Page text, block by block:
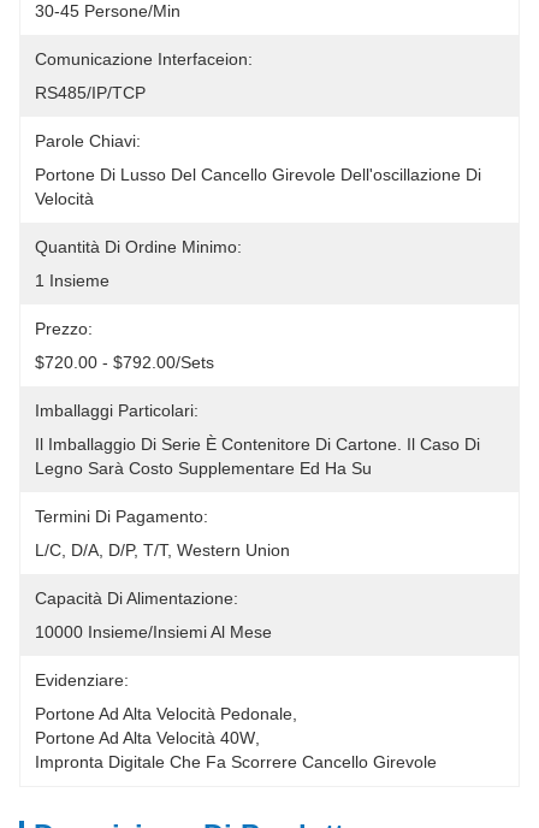
30-45 Persone/Min
Comunicazione Interfaceion:
RS485/IP/TCP
Parole Chiavi:
Portone Di Lusso Del Cancello Girevole Dell'oscillazione Di
Velocità
Quantità Di Ordine Minimo:
1 Insieme
Prezzo:
$720.00 - $792.00/sets
Imballaggi Particolari:
Il Imballaggio Di Serie È Contenitore Di Cartone. Il Caso Di
Legno Sarà Costo Supplementare Ed Ha Su
Termini Di Pagamento:
L/C, D/A, D/P, T/T, Western Union
Capacità Di Alimentazione:
10000 Insieme/insiemi Al Mese
Evidenziare:
Portone Ad Alta Velocità Pedonale
Portone Ad Alta Velocità 40W
Impronta Digitale Che Fa Scorrere Cancello Girevole